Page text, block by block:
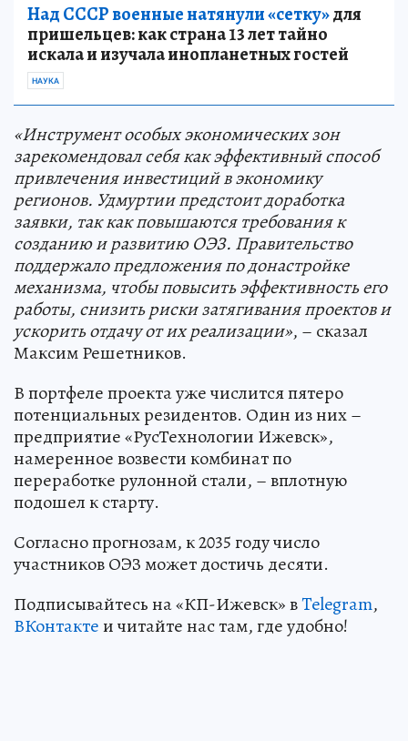
Над СССР военные натянули «сетку»для
пришельцев: как страна 13 лет тайно
искала и изучала инопланетных гостей
НАУКА
«Инструмент особых экономических зон
зарекомендовал себя как эффективный способ
привлечения инвестиций в экономику
регионов. Удмуртии предстоит доработка
заявки, так как повышаются требования к
созданию и развитию ОЭЗ. Правительство
поддержало предложения по донастройке
механизма, чтобы повысить эффективность его
работы, снизить риски затягивания проектов и
ускорить отдачу от их реализации», – сказал
Максим Решетников.
В портфеле проекта уже числится пятеро
потенциальных резидентов. Один из них –
предприятие «РусТехнологии Ижевск»,
намеренное возвести комбинат по
переработке рулонной стали, – вплотную
подошел к старту.
Согласно прогнозам, к 2035 году число
участников ОЭЗ может достичь десяти.
Подписывайтесь на «КП-Ижевск» вTelegram,
ВКонтактеи читайте нас там, где удобно!